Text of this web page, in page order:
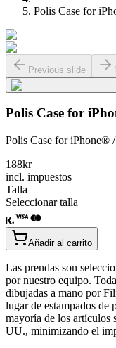
Polis Case for
Previous slide
Polis Case for
Polis Case for iPhone®
188kr
incl. impuestos
Talla
Seleccionar talla
Añadir al carrito
Las prendas son
por nuestro equipo.
dibujadas a mano por
lugar de estampados de
mayoría de los artículos
UU., minimizando el